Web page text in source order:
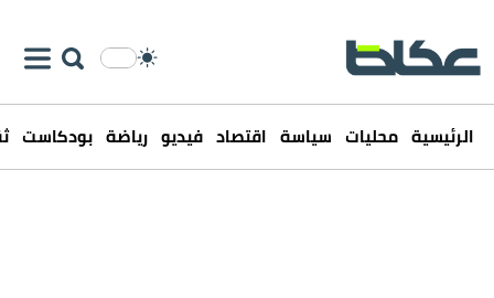
الرئيسية محليات سياسة اقتصاد فيديو رياضة بودكاست